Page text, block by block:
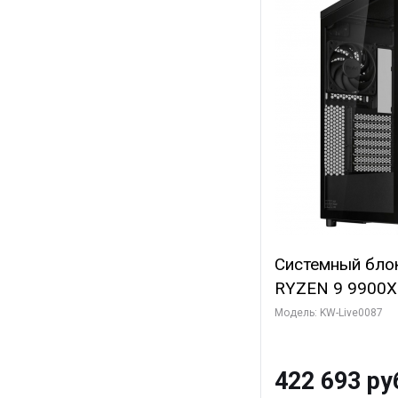
Системный
RYZEN 9
ОЗУ/ ASUS
Модель: KW-Live0087
422 693